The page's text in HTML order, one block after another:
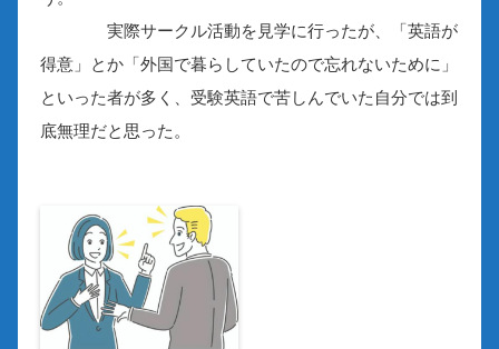
実際サークル活動を見学に行ったが、「英語が
得意」とか「外国で暮らしていたので忘れないために」
といった者が多く、受験英語で苦しんでいた自分では到
底無理だと思った。